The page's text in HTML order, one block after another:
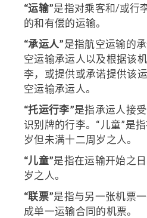
“运输”是指对乘客和/或行
的和有偿的运输。
“承运人”是指航空运输的
空运输承运人以及根据该
李，或提供或承诺提供该
空运输承运人。
“托运行李”是指承运人接
识别牌的行李。“儿童”是
岁但未满十二周岁之人。
“儿童”是指在运输开始之
岁之人。
“联票”是指与另一张机票
成单一运输合同的机票。